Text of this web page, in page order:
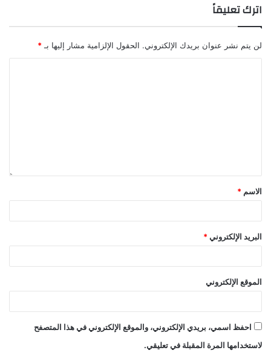
اترك تعليقاً
لن يتم نشر عنوان بريدك الإلكتروني. الحقول الإلزامية مشار إليها بـ *
الاسم *
البريد الإلكتروني *
الموقع الإلكتروني
احفظ اسمي، بريدي الإلكتروني، والموقع الإلكتروني في هذا المتصفح
لاستخدامها المرة المقبلة في تعليقي.